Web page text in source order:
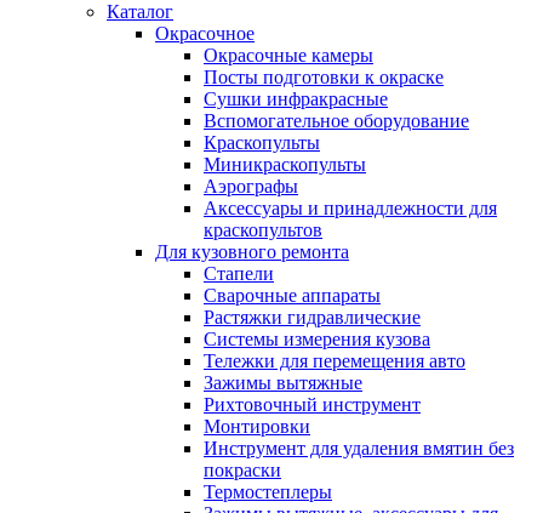
Каталог
Окрасочное
Окрасочные камеры
Посты подготовки к окраске
Сушки инфракрасные
Вспомогательное оборудование
Краскопульты
Миникраскопульты
Аэрографы
Аксессуары и принадлежности для
краскопультов
Для кузовного ремонта
Стапели
Сварочные аппараты
Растяжки гидравлические
Системы измерения кузова
Тележки для перемещения авто
Зажимы вытяжные
Рихтовочный инструмент
Монтировки
Инструмент для удаления вмятин без
покраски
Термостеплеры